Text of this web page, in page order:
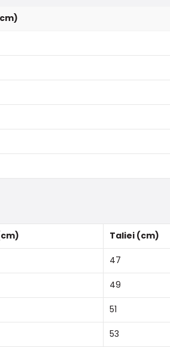
Taliei (cm)
47
49
51
53